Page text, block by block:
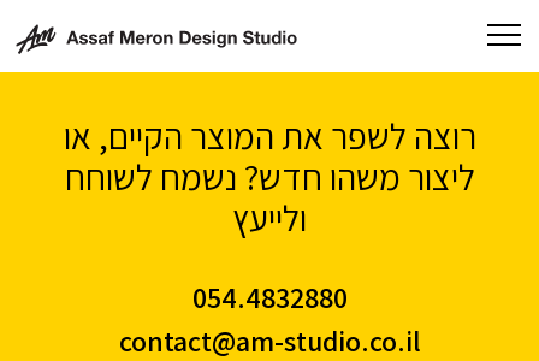
רוצה לשפר את המוצר הקיים, או
ליצור משהו חדש? נשמח לשוחח
ולייעץ
054.4832880
contact@am-studio.co.il